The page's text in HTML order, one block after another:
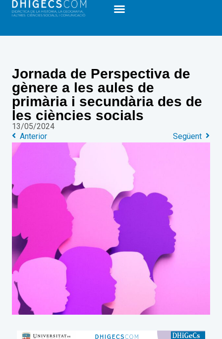
Jornada de Perspectiva de
gènere a les aules de
primària i secundària des de
les ciències socials
13/05/2024
Anterior
Següent